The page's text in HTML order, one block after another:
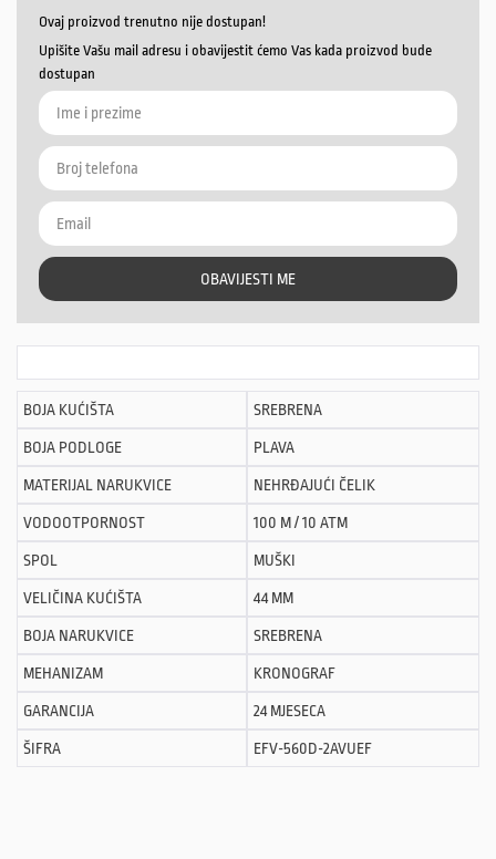
Ovaj proizvod trenutno nije dostupan!
Upišite Vašu mail adresu i obavijestit ćemo Vas kada proizvod bude
dostupan
OBAVIJESTI ME
BOJA KUĆIŠTA SREBRENA
BOJA PODLOGE PLAVA
MATERIJAL NARUKVICE NEHRĐAJUĆI ČELIK
VODOOTPORNOST 100 M / 10 ATM
SPOL MUŠKI
VELIČINA KUĆIŠTA 44 MM
BOJA NARUKVICE SREBRENA
MEHANIZAM KRONOGRAF
GARANCIJA 24 MJESECA
ŠIFRA EFV-560D-2AVUEF